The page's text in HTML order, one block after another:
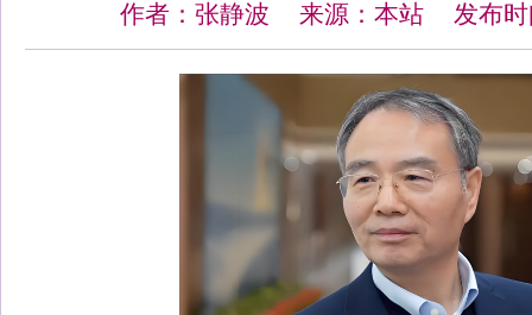
作者：张静波 来源：本站 发布时